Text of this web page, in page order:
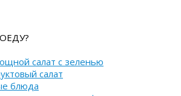
салат с зеленью
салат
блюда